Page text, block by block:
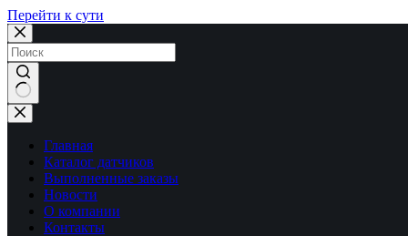
Перейти к сути
Ничего
не
найденоГлавная
Каталог датчиков
Выполненные заказы
Новости
О компании
Контакты